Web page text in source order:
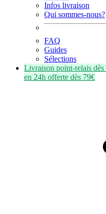
Infos livraison
Qui sommes-nous?
FAQ
Guides
Sélections
Livraison point-relais dès
en 24h offerte dès 79€